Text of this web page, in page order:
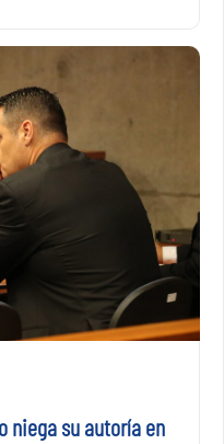
niega su autoría en